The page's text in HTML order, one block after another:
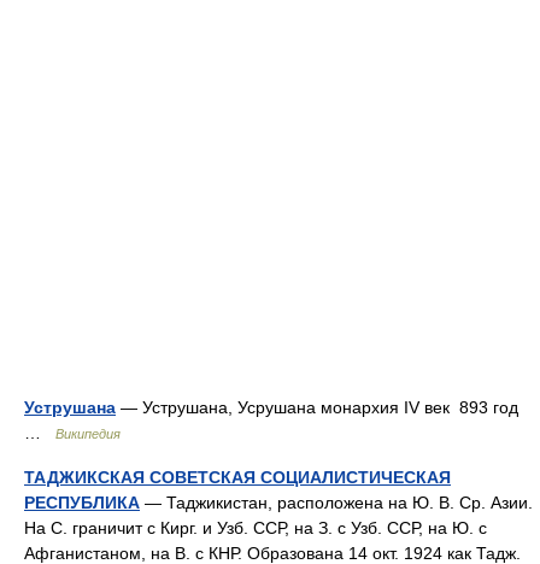
Уструшана — Уструшана, Усрушана монархия IV век 893 год
Википедия
ТАДЖИКСКАЯ СОВЕТСКАЯ СОЦИАЛИСТИЧЕСКАЯ
РЕСПУБЛИКА — Таджикистан, расположена на Ю. В. Ср. Азии.
На С. граничит с Кирг. и Узб. ССР, на З. с Узб. ССР, на Ю. с
Афганистаном, на В. с КНР. Образована 14 окт. 1924 как Тадж.